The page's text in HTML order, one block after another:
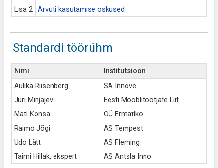
Lisa 2
Arvuti kasutamise oskused
Standardi töörühm
Nimi
Institutsioon
Aulika Riisenberg
SA Innove
Jüri Minjajev
Eesti Mööblitootjate Liit
Mati Konsa
OÜ Ermatiko
Raimo Jõgi
AS Tempest
Udo Lätt
AS Fleming
Taimi Hillak, ekspert
AS Antsla Inno